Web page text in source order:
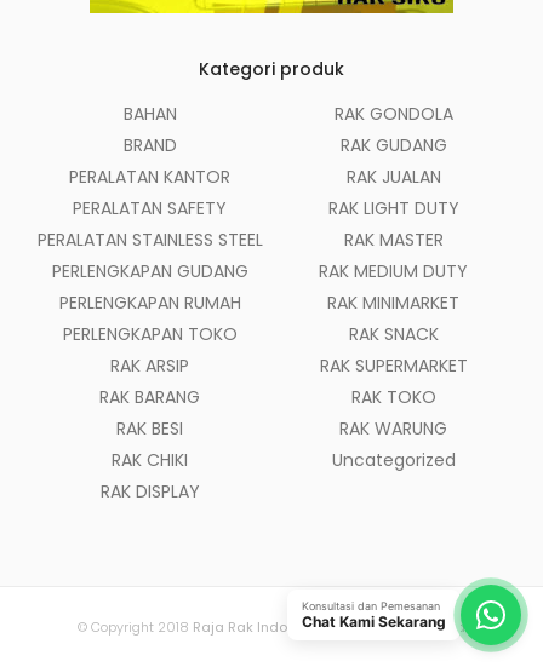
Kategori produk
BAHAN
BRAND
PERALATAN KANTOR
PERALATAN SAFETY
PERALATAN STAINLESS STEEL
PERLENGKAPAN GUDANG
PERLENGKAPAN RUMAH
PERLENGKAPAN TOKO
RAK ARSIP
RAK BARANG
RAK BESI
RAK CHIKI
RAK DISPLAY
RAK GONDOLA
RAK GUDANG
RAK JUALAN
RAK LIGHT DUTY
RAK MASTER
RAK MEDIUM DUTY
RAK MINIMARKET
RAK SNACK
RAK SUPERMARKET
RAK TOKO
RAK WARUNG
Uncategorized
© Copyright 2018 Raja Rak Indonesia- All Rights Reserved
Konsultasi dan Pemesanan
Chat Kami Sekarang